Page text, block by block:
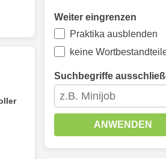
Weiter eingrenzen
Praktika ausblenden
keine
Suchbegriffe
ANWENDEN